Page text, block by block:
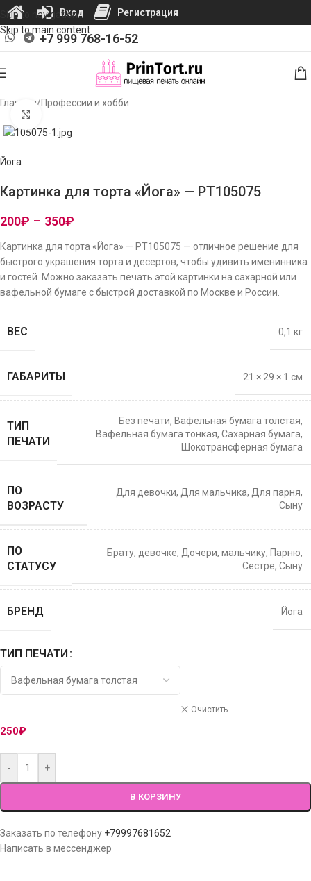
Skip to navigation
Skip to main content
+7 999 768-16-52
Главная/Профессии и хобби
Йога
Картинка для торта «Йога» — PT105075
200₽ – 350₽
Картинка для торта «Йога» — PT105075 — отличное решение для
быстрого украшения торта и десертов, чтобы удивить именинника
и гостей. Можно заказать печать этой картинки на сахарной или
вафельной бумаге с быстрой доставкой по Москве и России.
ВЕС 0,1 кг
ГАБАРИТЫ 21 × 29 × 1 см
ТИП
ПЕЧАТИ
Без печати, Вафельная бумага толстая,
Вафельная бумага тонкая, Сахарная бумага,
Шокотрансферная бумага
ПО
ВОЗРАСТУ
Для девочки, Для мальчика, Для парня,
Сыну
ПО
СТАТУСУ
Брату, девочке, Дочери, мальчику, Парню,
Сестре, Сыну
БРЕНД Йога
ТИП ПЕЧАТИ
Очистить
250₽
- +
В КОРЗИНУ
Заказать по телефону +79997681652
Написать в мессенджер
Вход Регистрация